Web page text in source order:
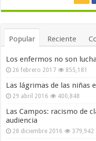
Popular Reciente
Los enfermos no son
26 febrero 2017 855,181
Las lágrimas de las niñas
29 abril 2016 400,848
Las Campos: racismo de
audiencia
28 diciembre 2016 379,942